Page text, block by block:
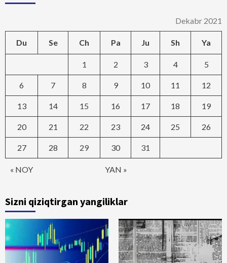
Dekabr 2021
Du Se Ch Pa Ju Sh Ya
« NOY YAN »
1 2 3 4 5
6 7 8 9 10 11 12
13 14 15 16 17 18 19
20 21 22 23 24 25 26
27 28 29 30 31
Sizni qiziqtirgan yangiliklar